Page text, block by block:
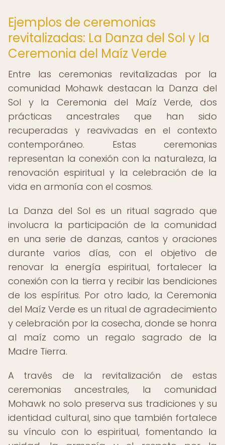
Ejemplos de ceremonias
revitalizadas: La Danza del Sol y la
Ceremonia del Maíz Verde
Entre las ceremonias revitalizadas por la
comunidad Mohawk destacan la Danza del
Sol y la Ceremonia del Maíz Verde, dos
prácticas ancestrales que han sido
recuperadas y reavivadas en el contexto
contemporáneo. Estas ceremonias
representan la conexión con la naturaleza, la
renovación espiritual y la celebración de la
vida en armonía con el cosmos.
La Danza del Sol es un ritual sagrado que
involucra la participación de la comunidad
en una serie de danzas, cantos y oraciones
durante varios días, con el objetivo de
renovar la energía espiritual, fortalecer la
conexión con la tierra y recibir las bendiciones
de los espíritus. Por otro lado, la Ceremonia
del Maíz Verde es un ritual de agradecimiento
y celebración por la cosecha, donde se honra
al maíz como un regalo sagrado de la
Madre Tierra.
A través de la revitalización de estas
ceremonias ancestrales, la comunidad
Mohawk no solo preserva sus tradiciones y su
identidad cultural, sino que también fortalece
su vínculo con lo espiritual, fomentando la